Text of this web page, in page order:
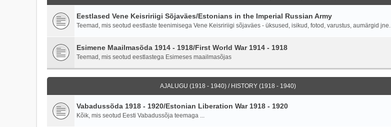
Eestlased Vene Keisririigi Sõjaväes/Estonians in the Imperial Russian Army
Teemad, mis seotud eestlaste teenimisega Vene Keisririigi sõjaväes - üksused, isikud, fotod, varustus, aumärgid jne.
Esimene Maailmasõda 1914 - 1918/First World War 1914 - 1918
Teemad, mis seotud eestlastega Esimeses maailmasõjas
AJALUGU (1918 - 1940) / HISTORY (1918 - 1940)
Vabadussõda 1918 - 1920/Estonian Liberation War 1918 - 1920
Kõik, mis seotud Eesti Vabadussõja teemaga ...